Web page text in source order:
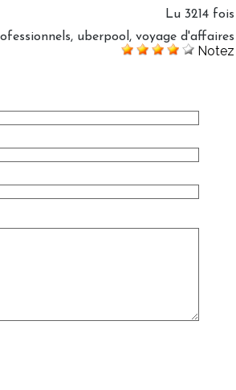
Lu 3214 fois
, uberpool , voyage d'affaires
Notez